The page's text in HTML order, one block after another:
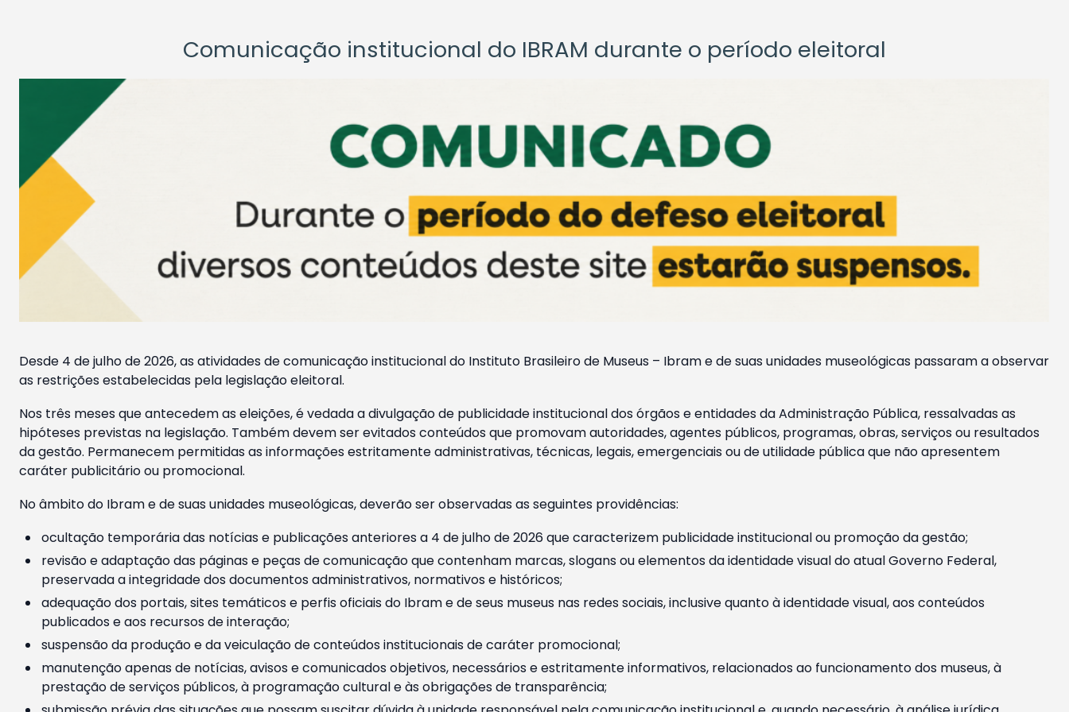
Comunicação institucional do IBRAM durante o período eleitoral
Desde 4 de julho de 2026, as atividades de comunicação institucional do Instituto Brasileiro de Museus – Ibram e de suas unidades museológicas passaram a observar
as restrições estabelecidas pela legislação eleitoral.
Nos três meses que antecedem as eleições, é vedada a divulgação de publicidade institucional dos órgãos e entidades da Administração Pública, ressalvadas as
hipóteses previstas na legislação. Também devem ser evitados conteúdos que promovam autoridades, agentes públicos, programas, obras, serviços ou resultados
da gestão. Permanecem permitidas as informações estritamente administrativas, técnicas, legais, emergenciais ou de utilidade pública que não apresentem
caráter publicitário ou promocional.
No âmbito do Ibram e de suas unidades museológicas, deverão ser observadas as seguintes providências:
ocultação temporária das notícias e publicações anteriores a 4 de julho de 2026 que caracterizem publicidade institucional ou promoção da gestão;
revisão e adaptação das páginas e peças de comunicação que contenham marcas, slogans ou elementos da identidade visual do atual Governo Federal,
preservada a integridade dos documentos administrativos, normativos e históricos;
adequação dos portais, sites temáticos e perfis oficiais do Ibram e de seus museus nas redes sociais, inclusive quanto à identidade visual, aos conteúdos
publicados e aos recursos de interação;
suspensão da produção e da veiculação de conteúdos institucionais de caráter promocional;
manutenção apenas de notícias, avisos e comunicados objetivos, necessários e estritamente informativos, relacionados ao funcionamento dos museus, à
prestação de serviços públicos, à programação cultural e às obrigações de transparência;